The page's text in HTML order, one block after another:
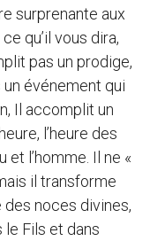
surprenante aux
qu’il vous dira,
pas un prodige,
événement qui
Il accomplit un
l’heure des
et l’homme. Il ne «
il transforme
des noces divines,
le Fils et dans